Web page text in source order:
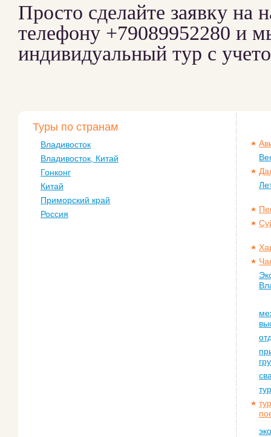
Просто сделайте заявку на
телефону +79089952280 и
индивидуальный тур с
Туры по странам
Владивосток
Владивосток, Китай
Гонконг
Китай
Приморский край
Россия